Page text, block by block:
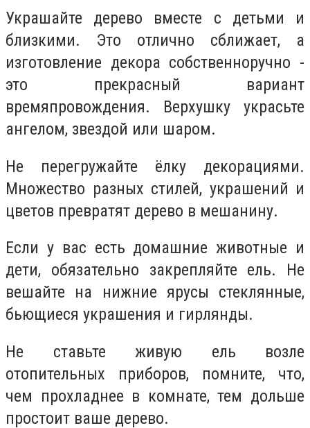
Украшайте дерево вместе с детьми и
близкими. Это отлично сближает, а
изготовление декора собственноручно -
это прекрасный вариант
времяпровождения. Верхушку украсьте
ангелом, звездой или шаром.
Не перегружайте ёлку декорациями.
Множество разных стилей, украшений и
цветов превратят дерево в мешанину.
Если у вас есть домашние животные и
дети, обязательно закрепляйте ель. Не
вешайте на нижние ярусы стеклянные,
бьющиеся украшения и гирлянды.
Не ставьте живую ель возле
отопительных приборов, помните, что,
чем прохладнее в комнате, тем дольше
простоит ваше дерево.